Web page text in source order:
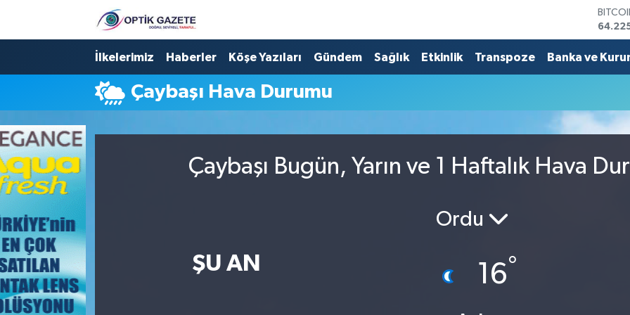
GRAM
13.799
İlkelerimiz Haberler Köşe Yazıları Gündem Sağlık Etkinlik Transpoze Banka ve
Çaybaşı Hava Durumu
Çaybaşı Bugün, Yarın ve 1 Haftalık Hava
ŞU AN
Ordu
16°
Nöbetçi Eczaneler
Hava Durumu
İstanbul Namaz Vakitleri
Trafik Durumu
Süper Lig Puan Durumu ve Fikstür
Tüm Manşetler
Son Dakika Haberleri
Haber Arşivi